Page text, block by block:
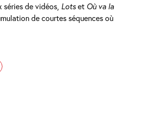
séries de vidéos, Lotset Où va la
de courtes séquences où